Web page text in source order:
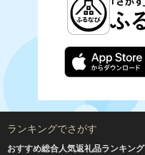
ランキングでさがす
おすすめ総合人気返礼品ランキング